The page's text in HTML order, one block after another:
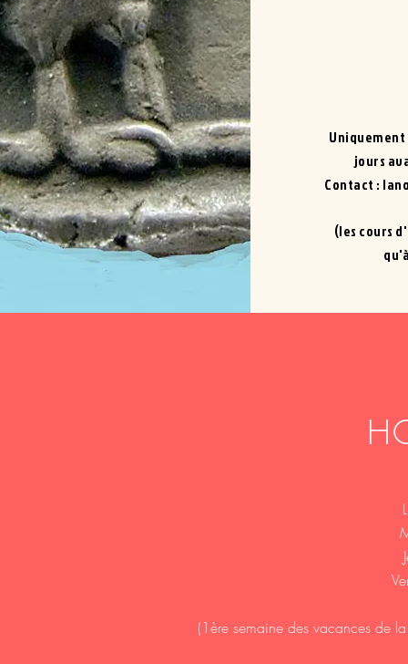
jours
Contact :
(les cours
(1ère semaine des vacances de